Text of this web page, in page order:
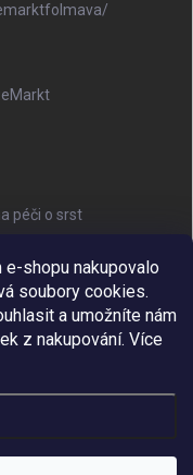
e-shopu nakupovalo
soubory cookies.
a umožníte nám
z nakupování. Více
péči o srst
ceny
práva vyhrazena.Upravit